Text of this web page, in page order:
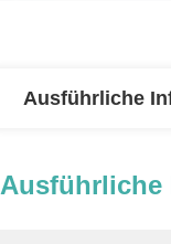
Ausführliche
Ausführliche